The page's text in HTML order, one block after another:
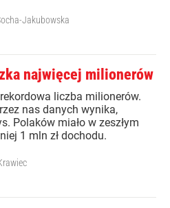
Jakubowska
najwięcej milionerów
liczba milionerów.
nas danych wynika,
Polaków miało w zeszłym
1 mln zł dochodu.